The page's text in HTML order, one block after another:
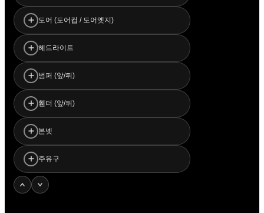
방지 및 오염 방지에 효과적입니다.
외부 충격 및 생활 스크래치로부터 보
호하여 차량 후면의 상태를 유지합니
다.
도어 (도어컵 / 도어엣지)
손잡이 주변 및 도어 엣지의 스크래치
를 방지하여 차량 외관 손상을 최소화
합니다.
헤드라이트
외부 충격과 자외선으로부터 보호하여
황변 및 손상을 줄이고 투명도를 유지
합니다.
범퍼 (앞/뒤)
주차 및 주행 중 발생하는 충격과 스크
래치로부터 범퍼를 보호합니다.
휀더 (앞/뒤)
외부 오염과 스톤칩으로부터 차체를 보
호하여 도장 상태를 유지합니다.
본넷
주행 중 발생하는 스톤칩과 오염으로부
터 보호하여 전면부 손상을 최소화합니
다.
주유구
주유 시 발생할 수 있는 스크래치와 오